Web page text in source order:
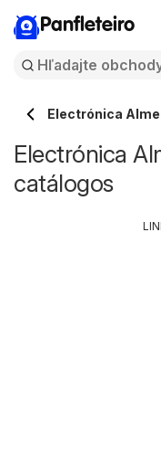
Panfleteiro
Electrónica
Electrónica
catálogos